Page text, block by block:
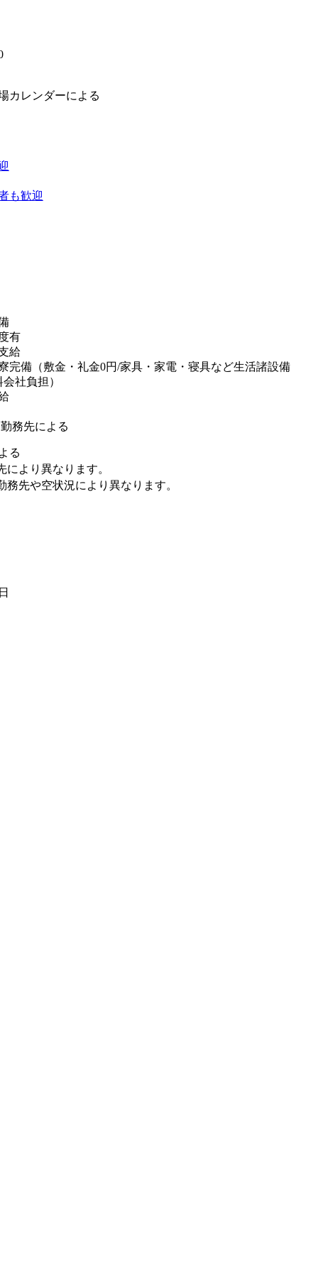
カレンダーによる
も歓迎
有
給
完備（敷金・礼金0円/家具・家電・寝具など生活諸設備
社負担）
務先による
る
より異なります。
先や空状況により異なります。